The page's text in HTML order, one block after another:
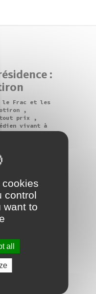
:
le Frac et les
,
tout prix ,
vivant à
Frac
control
want to
all